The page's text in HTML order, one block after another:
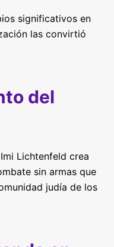
significativos en
las convirtió
del
Lichtenfeld crea
sin armas que
judía de los